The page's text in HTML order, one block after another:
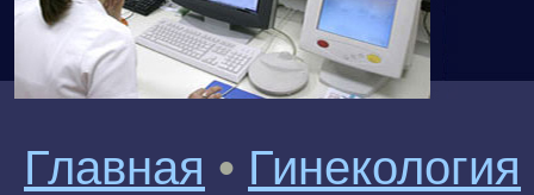
Главная • Гинекология